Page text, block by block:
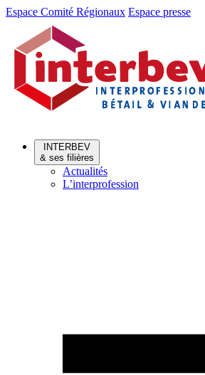
Aller
Aller
contenu
Espace Comité Régionaux Espace presse
INTERBEV
& ses filières
Actualités
L’interprofession